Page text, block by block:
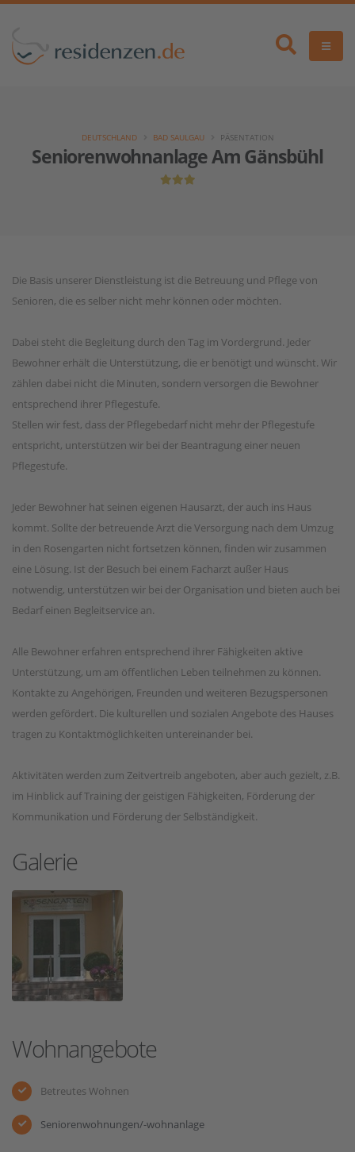
Seniorenwohnanlage Am Gänsbühl
DEUTSCHLAND BAD SAULGAU PÄSENTATION
Die Basis unserer Dienstleistung ist die Betreuung und Pflege von
Senioren, die es selber nicht mehr können oder möchten.
Dabei steht die Begleitung durch den Tag im Vordergrund. Jeder
Bewohner erhält die Unterstützung, die er benötigt und wünscht. Wir
zählen dabei nicht die Minuten, sondern versorgen die Bewohner
entsprechend ihrer Pflegestufe.
Stellen wir fest, dass der Pflegebedarf nicht mehr der Pflegestufe
entspricht, unterstützen wir bei der Beantragung einer neuen
Pflegestufe.
Jeder Bewohner hat seinen eigenen Hausarzt, der auch ins Haus
kommt. Sollte der betreuende Arzt die Versorgung nach dem Umzug
in den Rosengarten nicht fortsetzen können, finden wir zusammen
eine Lösung. Ist der Besuch bei einem Facharzt außer Haus
notwendig, unterstützen wir bei der Organisation und bieten auch bei
Bedarf einen Begleitservice an.
Alle Bewohner erfahren entsprechend ihrer Fähigkeiten aktive
Unterstützung, um am öffentlichen Leben teilnehmen zu können.
Kontakte zu Angehörigen, Freunden und weiteren Bezugspersonen
werden gefördert. Die kulturellen und sozialen Angebote des Hauses
tragen zu Kontaktmöglichkeiten untereinander bei.
Aktivitäten werden zum Zeitvertreib angeboten, aber auch gezielt, z.B.
im Hinblick auf Training der geistigen Fähigkeiten, Förderung der
Kommunikation und Förderung der Selbständigkeit.
Galerie
Wohnangebote
Betreutes Wohnen
Seniorenwohnungen/-wohnanlage